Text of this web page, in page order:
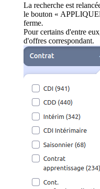
La recherche est
le bouton «
ferme.
Pour certains d'entre
d'offres correspondant.